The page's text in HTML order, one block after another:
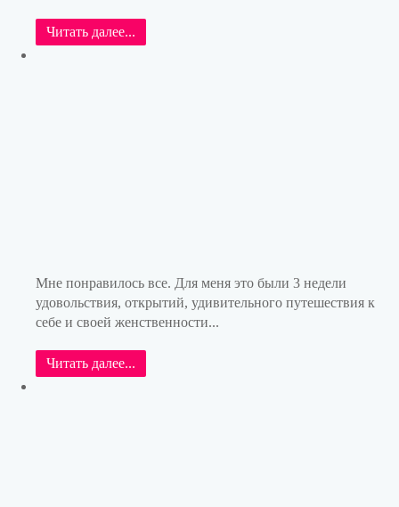
Читать далее...
Мне понравилось все. Для меня это были 3 недели
удовольствия, открытий, удивительного путешествия к
себе и своей женственности...
Читать далее...